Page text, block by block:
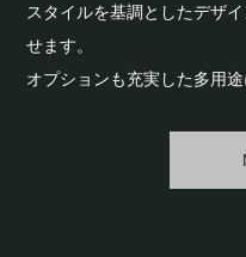
スタイルを基調としたデザ
せます。
オプションも充実した多用